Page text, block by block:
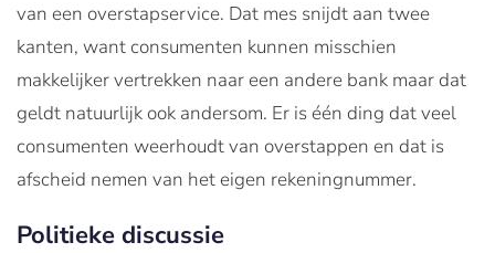
van een overstapservice. Dat mes snijdt aan twee
kanten, want consumenten kunnen misschien
makkelijker vertrekken naar een andere bank maar dat
geldt natuurlijk ook andersom. Er is één ding dat veel
consumenten weerhoudt van overstappen en dat is
afscheid nemen van het eigen rekeningnummer.
Politieke discussie